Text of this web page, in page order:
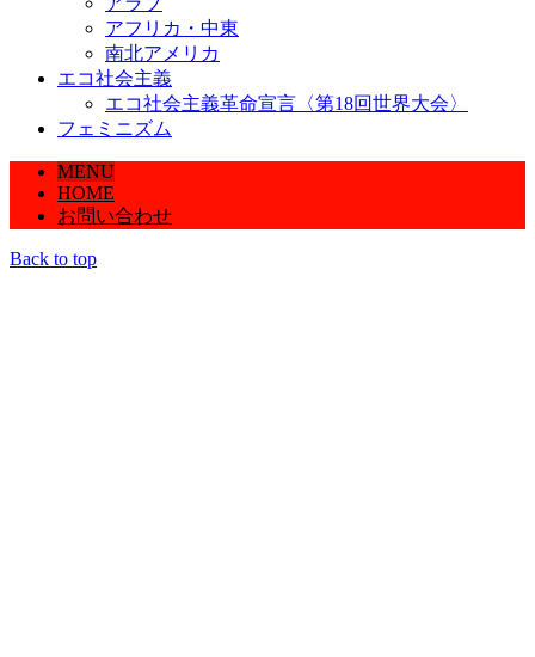
アフリカ・中東
南北アメリカ
エコ社会主義
エコ社会主義革命宣言〈第18回世界大会〉
フェミニズム
MENU
HOME
お問い合わせ
Back to top